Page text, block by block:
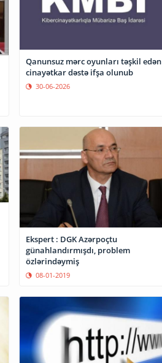
Qanunsuz mərc oyunları təşkil edən
cinayətkar dəstə ifşa olunub
30-06-2026
Ekspert : DGK Azərpoçtu
günahlandırmışdı, problem
özlərindəymiş
08-01-2019